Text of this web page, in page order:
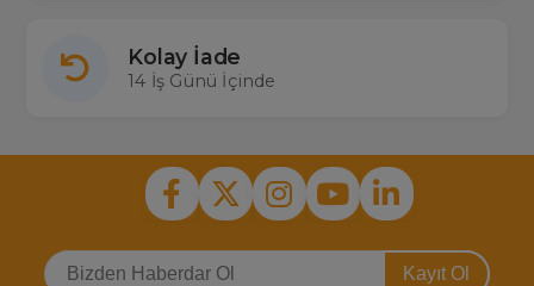
Kolay İade
14 İş Günü İçinde
Kayıt Ol